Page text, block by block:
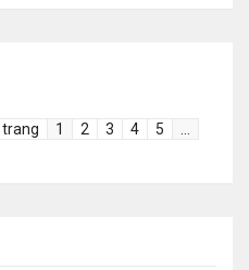
trang 1 2 3 4 5